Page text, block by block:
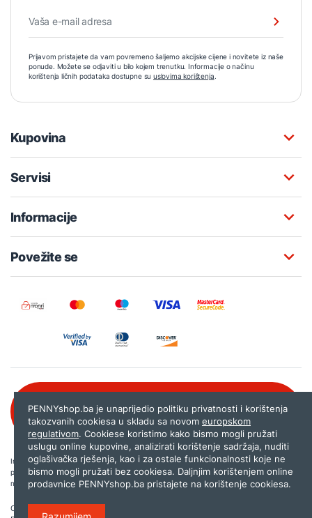
Prijavom pristajete da vam povremeno šaljemo akcijske cijene i novitete iz naše
ponude. Možete se odjaviti u bilo kojem trenutku. Informacije o načinu
korištenja ličnih podataka dostupne su uslovima korištenja.
Kupovina
Servisi
Informacije
Povežite se
080 020 261
Internet trgovina PENNYshop.ba nastoji objavljivati samo provjerene i pravilne
podatke. Ako na našoj stranici otkrijete neistinite, odnosno neadekvatne informacije,
molimo vas da nam to javite nashop@pennyplus.com .
Copyright © 2026.
PENNYshop.ba je unaprijedio politiku privatnosti i korištenja
takozvanih cookiesa u skladu sa novom europskom
regulativom. Cookiese koristimo kako bismo mogli pružati
uslugu online kupovine, analizirati korištenje sadržaja, nuditi
oglašivačka rješenja, kao i za ostale funkcionalnosti koje ne
bismo mogli pružati bez cookiesa. Daljnjim korištenjem online
prodavnice PENNYshop.ba pristajete na korištenje cookiesa.